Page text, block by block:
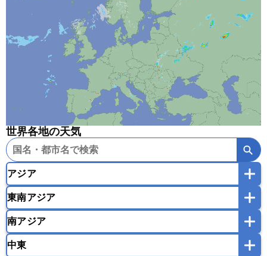
世界各地の天気
アジア
韓国
モンゴル
東南アジア
インドネシア
南アジア
中東